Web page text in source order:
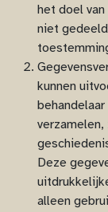
het doel
niet
kunnen
Deze
alleen